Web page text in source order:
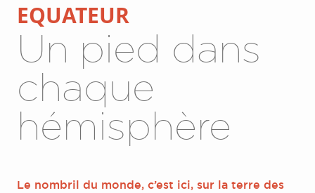
EQUATEUR
Un pied dans
chaque
hémisphère
Le nombril du monde, c’est ici, sur la terre des